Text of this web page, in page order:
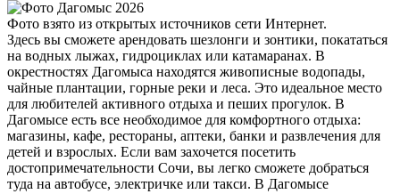
Фото взято из открытых источников сети Интернет.
Здесь вы сможете арендовать шезлонги и зонтики, покататься
на водных лыжах, гидроциклах или катамаранах. В
окрестностях Дагомыса находятся живописные водопады,
чайные плантации, горные реки и леса. Это идеальное место
для любителей активного отдыха и пеших прогулок. В
Дагомысе есть все необходимое для комфортного отдыха:
магазины, кафе, рестораны, аптеки, банки и развлечения для
детей и взрослых. Если вам захочется посетить
достопримечательности Сочи, вы легко сможете добраться
туда на автобусе, электричке или такси. В Дагомысе